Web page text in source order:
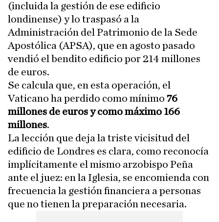
(incluida la gestión de ese edificio
londinense) y lo traspasó a la
Administración del Patrimonio de la Sede
Apostólica (APSA), que en agosto pasado
vendió el bendito edificio por 214 millones
de euros.
Se calcula que, en esta operación, el
Vaticano ha perdido como mínimo 76
millones de euros y como máximo 166
millones.
La lección que deja la triste vicisitud del
edificio de Londres es clara, como reconocía
implícitamente el mismo arzobispo Peña
ante el juez: en la Iglesia, se encomienda con
frecuencia la gestión financiera a personas
que no tienen la preparación necesaria.